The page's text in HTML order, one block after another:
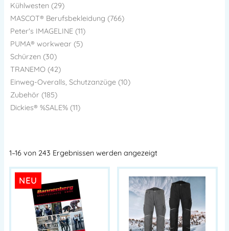
Kühlwesten (29)
MASCOT® Berufsbekleidung (766)
Peter's IMAGELINE (11)
PUMA® workwear (5)
Schürzen (30)
TRANEMO (42)
Einweg-Overalls, Schutzanzüge (10)
Zubehör (185)
Dickies® %SALE% (11)
1–16 von 243 Ergebnissen werden angezeigt
NEU